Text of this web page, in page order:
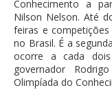
Conhecimento a
Nilson Nelson. Até
feiras e
no Brasil. É a
ocorre a cada
governador
Olimpíada do